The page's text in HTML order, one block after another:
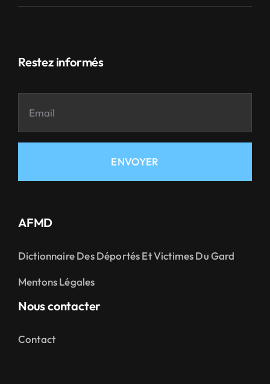
Restez informés
ENVOYER
AFMD
Dictionnaire Des Déportés Et Victimes Du Gard
Mentons Légales
Nous contacter
Contact